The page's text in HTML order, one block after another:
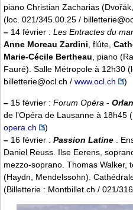
piano Christian Zacharias
(loc. 021/345.00.25 /
– 14 février : Les Entractes du
Anne Moreau Zardini, flûte,
Marie-Cécile Bertheau, piano
Fauré). Salle Métropole à 12h30
billetterie@ocl.ch / www.ocl.ch )
– 15 février : Forum Opéra -
de l’Opéra de Lausanne à 18h45
opera.ch
)
– 16 février : Passion Latine
.
Daniel Reuss. Ilse Eerens,
mezzo-soprano. Thomas Walker,
(Haydn, Mendelssohn).
(Billetterie : Montbillet.ch / 021/